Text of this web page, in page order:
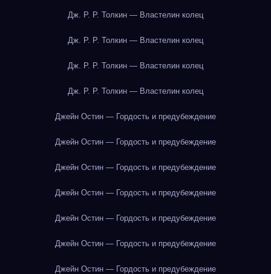
Дж. Р. Р. Толкин — Властелин колец
Дж. Р. Р. Толкин — Властелин колец
Дж. Р. Р. Толкин — Властелин колец
Дж. Р. Р. Толкин — Властелин колец
Джейн Остин — Гордость и предубеждение
Джейн Остин — Гордость и предубеждение
Джейн Остин — Гордость и предубеждение
Джейн Остин — Гордость и предубеждение
Джейн Остин — Гордость и предубеждение
Джейн Остин — Гордость и предубеждение
Джейн Остин — Гордость и предубеждение